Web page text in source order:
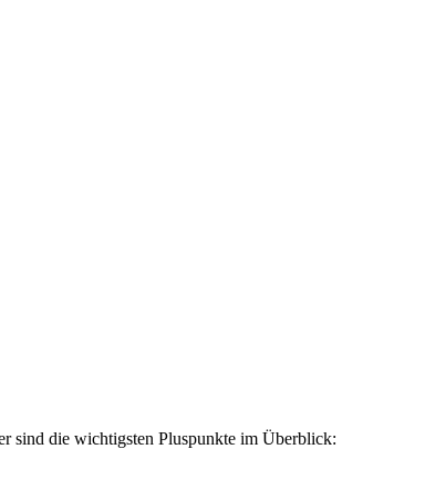
sind die wichtigsten Pluspunkte im Überblick: